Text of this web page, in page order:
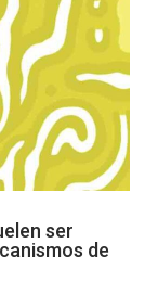
ser
de